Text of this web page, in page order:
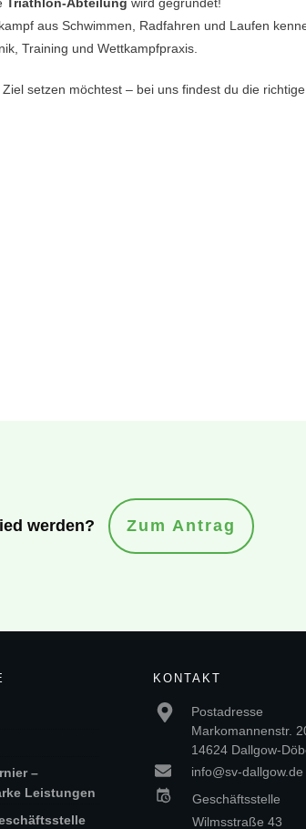
aus Schwimmen, Radfahren und Laufen
Training und Wettkampfpraxis.
setzen möchtest – bei uns findest du die
werden? Zum Antrag
–
Leistungen
KONTAKT
Postadresse
Markomannenstr.
14624 Dallgow-
info@sv-dallgow.de
Geschäftsstelle
Wilmsstraße 43